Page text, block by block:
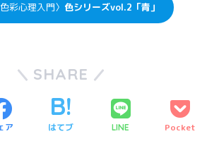
彩心理入門〉 色シリーズvol.2「青」
SHARE
ア はてブ LINE Pocket